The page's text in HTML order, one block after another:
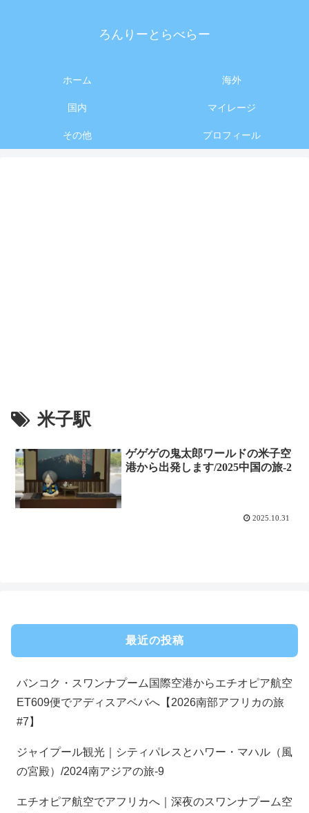
ろんりーとらべらー
ホーム 海外
国内 マイレージ
その他 プロフィール
米子駅
ゲゲゲの鬼太郎ワールドの米子空
港から出発します/2025中国の旅-2
2025.10.31
最近の投稿
バンコク・スワンナプーム国際空港からエチオピア航空
ET609便でアディスアベバへ【2026南部アフリカの旅
#7】
ジャイプール観光｜シティパレスとハワー・マハル（風
の宮殿）/2024南アジアの旅-9
エチオピア航空でアフリカへ｜深夜のスワンナプーム空